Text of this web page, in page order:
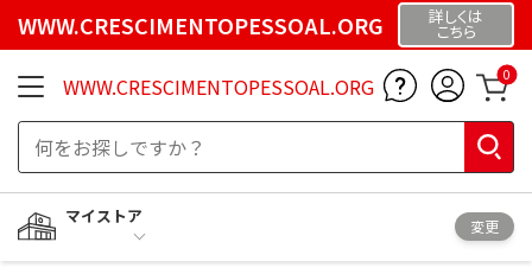
WWW.CRESCIMENTOPESSOAL.ORG 詳しくは
こちら
WWW.CRESCIMENTOPESSOAL.ORG 0
マイストア
変更